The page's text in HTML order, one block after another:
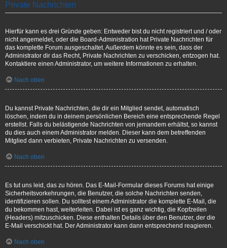
Private Nachrichten
Hierfür kann es drei Gründe geben: Entweder bist du nicht registriert und / oder
nicht angemeldet, oder die Board-Administration hat Private Nachrichten für
das komplette Forum ausgeschaltet. Außerdem könnte es sein, dass der
Administrator dir das Recht, Private Nachrichten zu verschicken, entzogen hat.
Kontaktiere einen Administrator, um weitere Informationen zu erhalten.
Nach oben
Du kannst Private Nachrichten, die dir ein Mitglied sendet, automatisch
löschen, indem du in deinem persönlichen Bereich eine entsprechende Regel
erstellst. Falls du belästigende Nachrichten von jemandem erhältst, so kannst
du dies auch einem Administrator melden. Dieser kann dem betreffenden
Mitglied dann verbieten, Private Nachrichten zu versenden.
Nach oben
Es tut uns leid, das zu hören. Das E-Mail-Formular dieses Forums hat einige
Sicherheitsvorkehrungen, die Benutzer, die solche Nachrichten senden,
identifizieren sollen. Du solltest einem Administrator die komplette E-Mail, die
du bekommen hast, weiterleiten. Dabei ist es ganz wichtig, die Kopfzeilen
(Headers) mitzuschicken. Diese enthalten Details über den Benutzer, der die
E-Mail verschickt hat. Der Administrator kann dann entsprechend reagieren.
Nach oben